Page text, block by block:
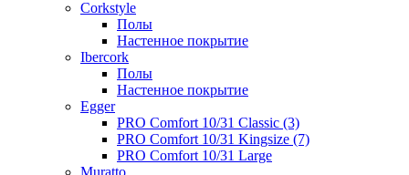
Сorkstyle
Полы
Настенное покрытие
Ibercork
Полы
Настенное покрытие
Egger
PRO Comfort 10/31 Classic (3)
PRO Comfort 10/31 Kingsize (7)
PRO Comfort 10/31 Large
Muratto